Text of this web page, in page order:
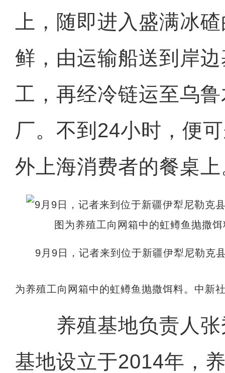
上，随即进入盛满冰
鲜，由运输船送到岸
工，再经冷链运至乌
厂。不到24小时，便
外上海消费者的餐桌
9月9日，记者来到位于新疆伊犁尼勒克
为养殖工向网箱中的虹鳟鱼抛撒饵料。中新
养殖基地负责人张
基地设立于2014年，